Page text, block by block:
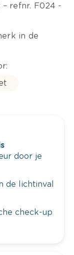
refnr. F024 -
in de
door je
de lichtinval
check-up